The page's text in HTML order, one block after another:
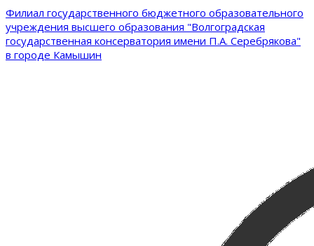
Филиал государственного бюджетного образовательного
учреждения высшего образования "Волгоградская
государственная консерватория имени П.А. Серебрякова"
в городе Камышин